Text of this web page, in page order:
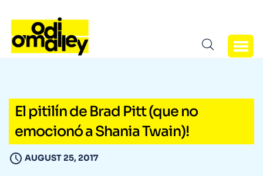
El pitilín de Brad Pitt (que no
emocionó a Shania Twain)!
AUGUST 25, 2017